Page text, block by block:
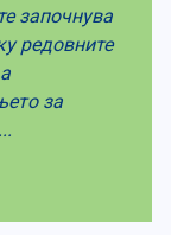
започнува
редовните
за